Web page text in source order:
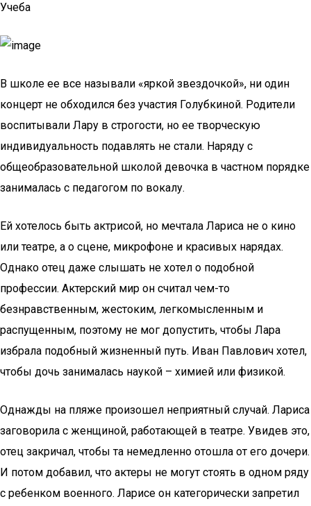
Учеба
В школе ее все называли «яркой звездочкой», ни один
концерт не обходился без участия Голубкиной. Родители
воспитывали Лару в строгости, но ее творческую
индивидуальность подавлять не стали. Наряду с
общеобразовательной школой девочка в частном порядке
занималась с педагогом по вокалу.
Ей хотелось быть актрисой, но мечтала Лариса не о кино
или театре, а о сцене, микрофоне и красивых нарядах.
Однако отец даже слышать не хотел о подобной
профессии. Актерский мир он считал чем-то
безнравственным, жестоким, легкомысленным и
распущенным, поэтому не мог допустить, чтобы Лара
избрала подобный жизненный путь. Иван Павлович хотел,
чтобы дочь занималась наукой – химией или физикой.
Однажды на пляже произошел неприятный случай. Лариса
заговорила с женщиной, работающей в театре. Увидев это,
отец закричал, чтобы та немедленно отошла от его дочери.
И потом добавил, что актеры не могут стоять в одном ряду
с ребенком военного. Ларисе он категорически запретил